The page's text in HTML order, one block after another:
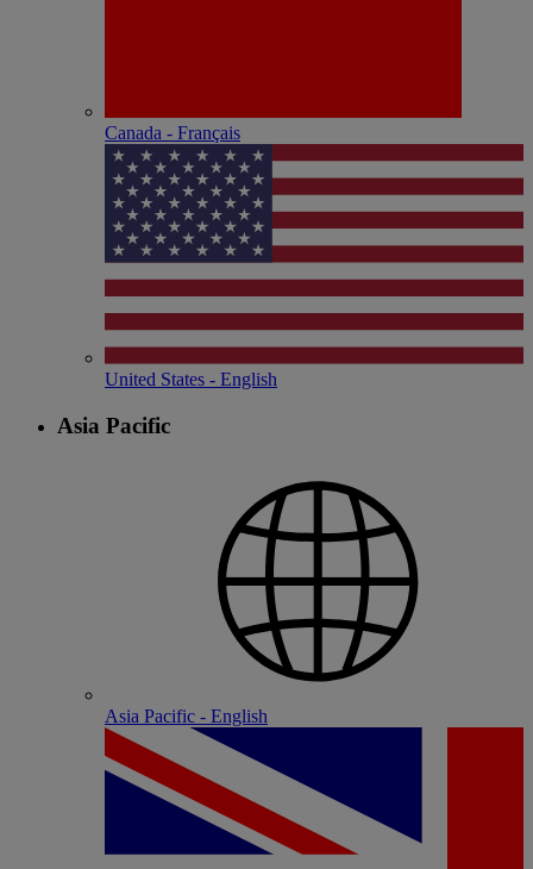
Canada - Français
United States - English
Asia Pacific
Asia Pacific - English